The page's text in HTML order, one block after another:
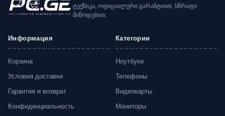
ტექნიკა, ოფიციალური გარანტიით, სწრაფი
მიწოდებით.
Информация
Корзина
Условия доставки
Гарантия и возврат
Конфиденциальность
Категории
Ноутбуки
Телефоны
Видеокарты
Мониторы